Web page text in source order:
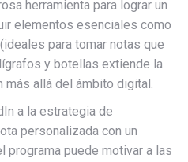
herramienta para lograr un
elementos esenciales como
para tomar notas que
y botellas extiende la
más allá del ámbito digital.
a la estrategia de
personalizada con un
programa puede motivar a las